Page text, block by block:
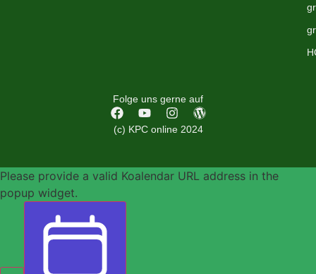
Folge uns gerne auf
(c) KPC online 2024
Please provide a valid Koalendar URL address in the
popup widget.